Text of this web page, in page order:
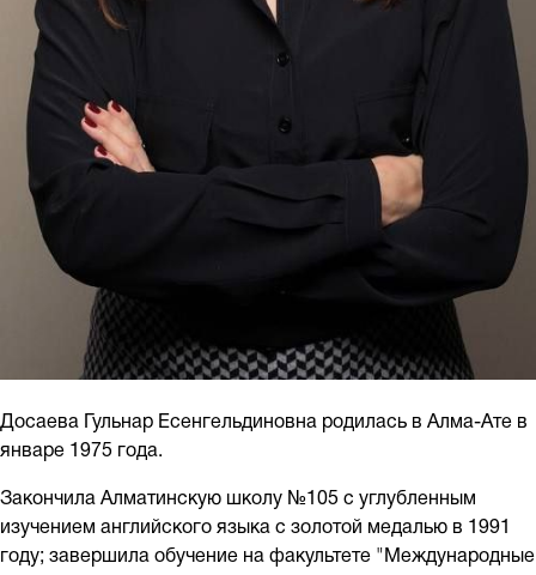
Досаева Гульнар Есенгельдиновна родилась в Алма-Ате в
январе 1975 года.
Закончила Алматинскую школу №105 с углубленным
изучением английского языка с золотой медалью в 1991
году; завершила обучение на факультете "Международные